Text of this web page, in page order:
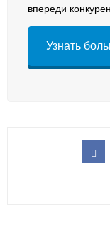
впереди
Узнать